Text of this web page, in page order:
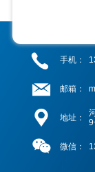
手机：
邮箱：
地址：
9
微信：